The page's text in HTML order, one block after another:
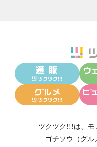
ツクツク!!!は、 モ
ゴチソウ（グル